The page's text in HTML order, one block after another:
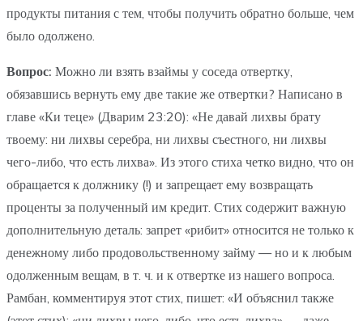
продукты питания с тем, чтобы получить обратно больше, чем
было одолжено.
Вопрос: Можно ли взять взаймы у соседа отвертку,
обязавшись вернуть ему две такие же отвертки? Написано в
главе «Ки теце» (Дварим 23:20): «Не давай лихвы брату
твоему: ни лихвы серебра, ни лихвы съестного, ни лихвы
чего-либо, что есть лихва». Из этого стиха четко видно, что он
обращается к должнику (!) и запрещает ему возвращать
проценты за полученный им кредит. Стих содержит важную
дополнительную деталь: запрет «рибит» относится не только к
денежному либо продовольственному займу — но и к любым
одолженным вещам, в т. ч. и к отвертке из нашего вопроса.
Рамбан, комментируя этот стих, пишет: «И объяснил также